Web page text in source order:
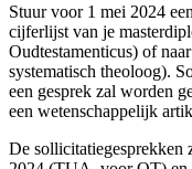
Stuur voor 1 mei 2024
cijferlijst van je
Oudtestamenticus) of naar
systematisch theoloog).
een gesprek zal worden
een wetenschappelijk
De sollicitatiegesprekken